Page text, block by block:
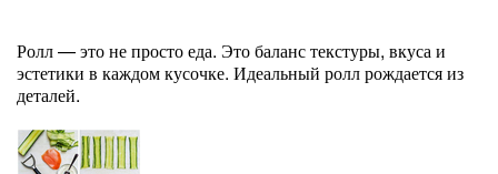
Ролл — это не просто еда. Это баланс текстуры, вкуса и
эстетики в каждом кусочке. Идеальный ролл рождается из
деталей.